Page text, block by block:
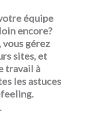
équipe
encore?
vous gérez
sites, et
travail à
les astuces